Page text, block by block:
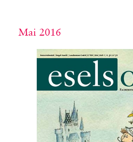
Mai 2016